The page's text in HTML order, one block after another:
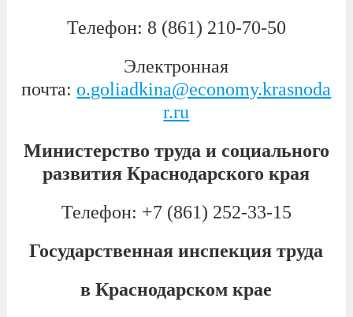
Телефон: 8 (861) 210-70-50
Электронная
почта: o.goliadkina@economy.krasnoda
r.ru
Министерство труда и социального
развития Краснодарского края
Телефон: +7 (861) 252-33-15
Государственная инспекция труда
в Краснодарском крае